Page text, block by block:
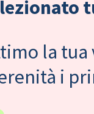
la
i